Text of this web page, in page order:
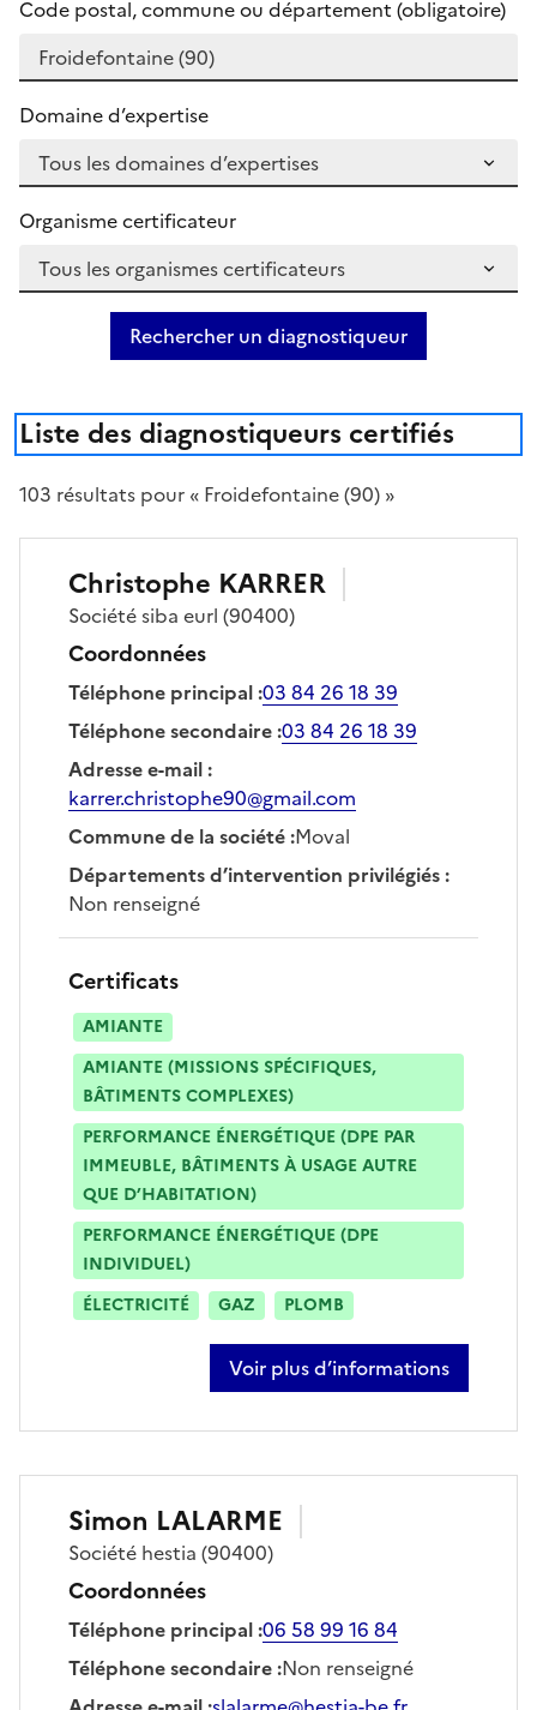
Code postal, commune ou département (obligatoire)
Domaine d’expertise
Organisme certificateur
Rechercher un diagnostiqueur
Liste des diagnostiqueurs certifiés
103 résultats pour « Froidefontaine (90) »
Christophe KARRER
Sociétésiba eurl (90400)
Coordonnées
Téléphone principal:03 84 26 18 39
Téléphone secondaire:03 84 26 18 39
Adresse e-mail:
karrer.christophe90@gmail.com
Commune de la société:Moval
Départements d’intervention privilégiés:
Non renseigné
Certificats
AMIANTE
AMIANTE (MISSIONS SPÉCIFIQUES,
BÂTIMENTS COMPLEXES)
PERFORMANCE ÉNERGÉTIQUE (DPE PAR
IMMEUBLE, BÂTIMENTS À USAGE AUTRE
QUE D’HABITATION)
PERFORMANCE ÉNERGÉTIQUE (DPE
INDIVIDUEL)
ÉLECTRICITÉ
GAZ PLOMB
Voir plus d’informations
sur christophe karrer
Simon LALARME
Société hestia (90400)
Coordonnées
Téléphone principal:06 58 99 16 84
Téléphone secondaire:Non renseigné